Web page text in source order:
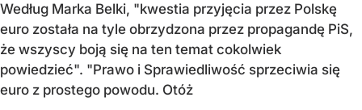
Według Marka Belki, "kwestia przyjęcia przez Polskę
euro została na tyle obrzydzona przez propagandę PiS,
że wszyscy boją się na ten temat cokolwiek
powiedzieć". "Prawo i Sprawiedliwość sprzeciwia się
euro z prostego powodu. Otóż